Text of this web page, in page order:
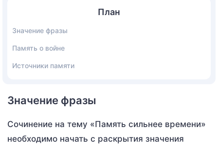
План
Значение фразы
Память о войне
Источники памяти
Значение фразы
Сочинение на тему «Память сильнее времени»
необходимо начать с раскрытия значения